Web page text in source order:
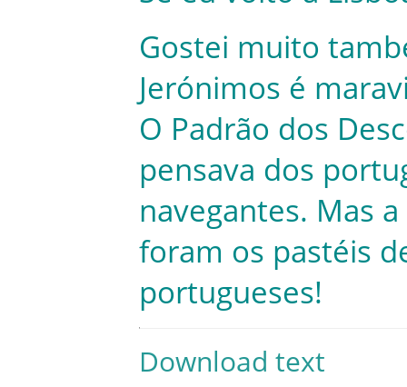
Gostei muito
Jerónimos é
O Padrão dos
pensava dos
navegantes. Mas a
foram os pastéis
portugueses!
Download text